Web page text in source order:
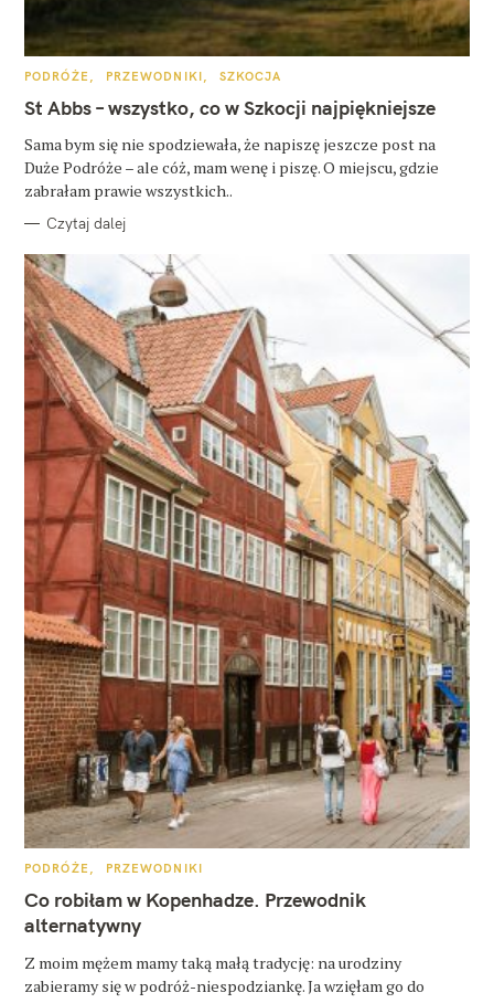
K
T
E
O
R
I
PODRÓŻE PRZEWODNIKI SZKOCJA
St Abbs – wszystko, co w Szkocji najpiękniejsze
Sama bym się nie spodziewała, że napiszę jeszcze post na
Duże Podróże – ale cóż, mam wenę i piszę. O miejscu, gdzie
zabrałam prawie wszystkich..
Czytaj dalej
K
T
E
G
O
I
E
PODRÓŻE PRZEWODNIKI
Co robiłam w Kopenhadze. Przewodnik
alternatywny
Z moim mężem mamy taką małą tradycję: na urodziny
zabieramy się w podróż-niespodziankę. Ja wzięłam go do